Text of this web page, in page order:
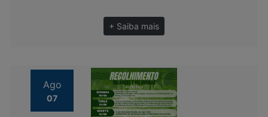
+ Saiba mais
Ago
07